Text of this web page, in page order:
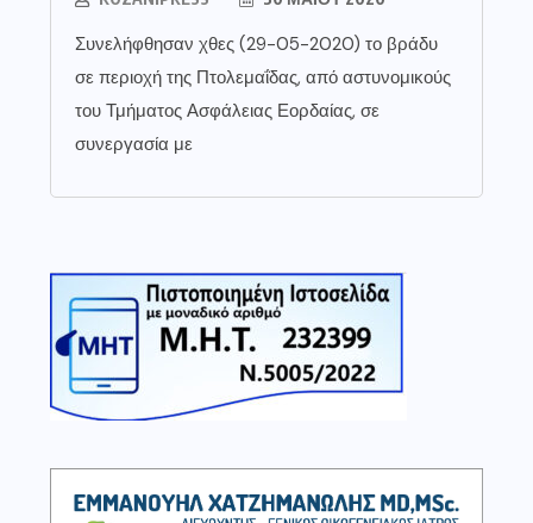
Συνελήφθησαν χθες (29-05-2020) το βράδυ
σε περιοχή της Πτολεμαΐδας, από αστυνομικούς
του Τμήματος Ασφάλειας Εορδαίας, σε
συνεργασία με